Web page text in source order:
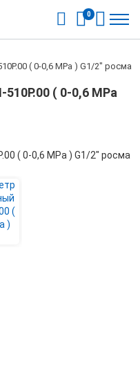
0
( 0-0,6 МРа ) G1/2" росма
( 0-0,6 МРа